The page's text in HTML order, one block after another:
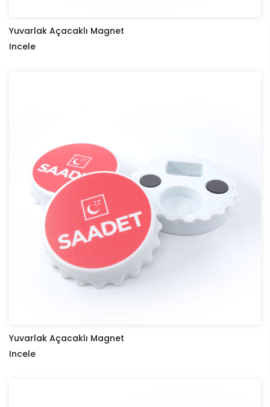
Yuvarlak Açacaklı Magnet
Incele
Yuvarlak Açacaklı Magnet
Incele